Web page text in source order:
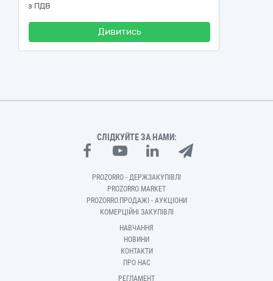
з ПДВ
Дивитись
СЛІДКУЙТЕ ЗА НАМИ:
PROZORRO - ДЕРЖЗАКУПІВЛІ
PROZORRO MARKET
PROZORRO.ПРОДАЖІ - АУКЦІОНИ
КОМЕРЦІЙНІ ЗАКУПІВЛІ
НАВЧАННЯ
НОВИНИ
КОНТАКТИ
ПРО НАС
РЕГЛАМЕНТ